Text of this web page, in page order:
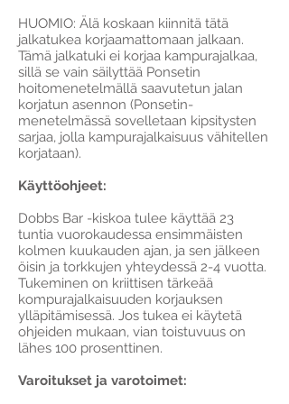
HUOMIO: Älä koskaan kiinnitä tätä
jalkatukea korjaamattomaan jalkaan.
Tämä jalkatuki ei korjaa kampurajalkaa,
sillä se vain säilyttää Ponsetin
hoitomenetelmällä saavutetun jalan
korjatun asennon (Ponsetin-
menetelmässä sovelletaan kipsitysten
sarjaa, jolla kampurajalkaisuus vähitellen
korjataan).
Käyttöohjeet:
Dobbs Bar -kiskoa tulee käyttää 23
tuntia vuorokaudessa ensimmäisten
kolmen kuukauden ajan, ja sen jälkeen
öisin ja torkkujen yhteydessä 2-4 vuotta.
Tukeminen on kriittisen tärkeää
kompurajalkaisuuden korjauksen
ylläpitämisessä. Jos tukea ei käytetä
ohjeiden mukaan, vian toistuvuus on
lähes 100 prosenttinen.
Varoitukset ja varotoimet: